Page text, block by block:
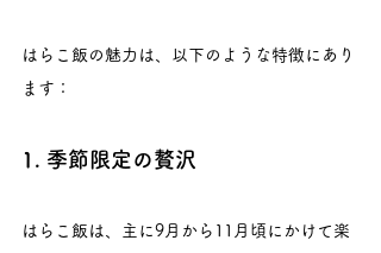
はらこ飯の魅力は、以下のような特徴にあり
ます：
1. 季節限定の贅沢
はらこ飯は、主に9月から11月頃にかけて楽